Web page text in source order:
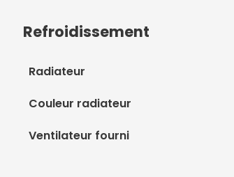
Refroidissement
Radiateur
Couleur radiateur
Ventilateur fourni